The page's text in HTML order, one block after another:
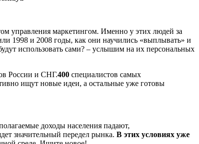
управления маркетингом. Именно у этих людей за
1998 и 2008 годы, как они научились «выплывать» и
использовать сами? – услышим на их персональных
России и СНГ.400 специалистов самых
ищут новые идеи, а остальные уже готовы
доходы населения падают,
значительный передел рынка. В этих условиях уже